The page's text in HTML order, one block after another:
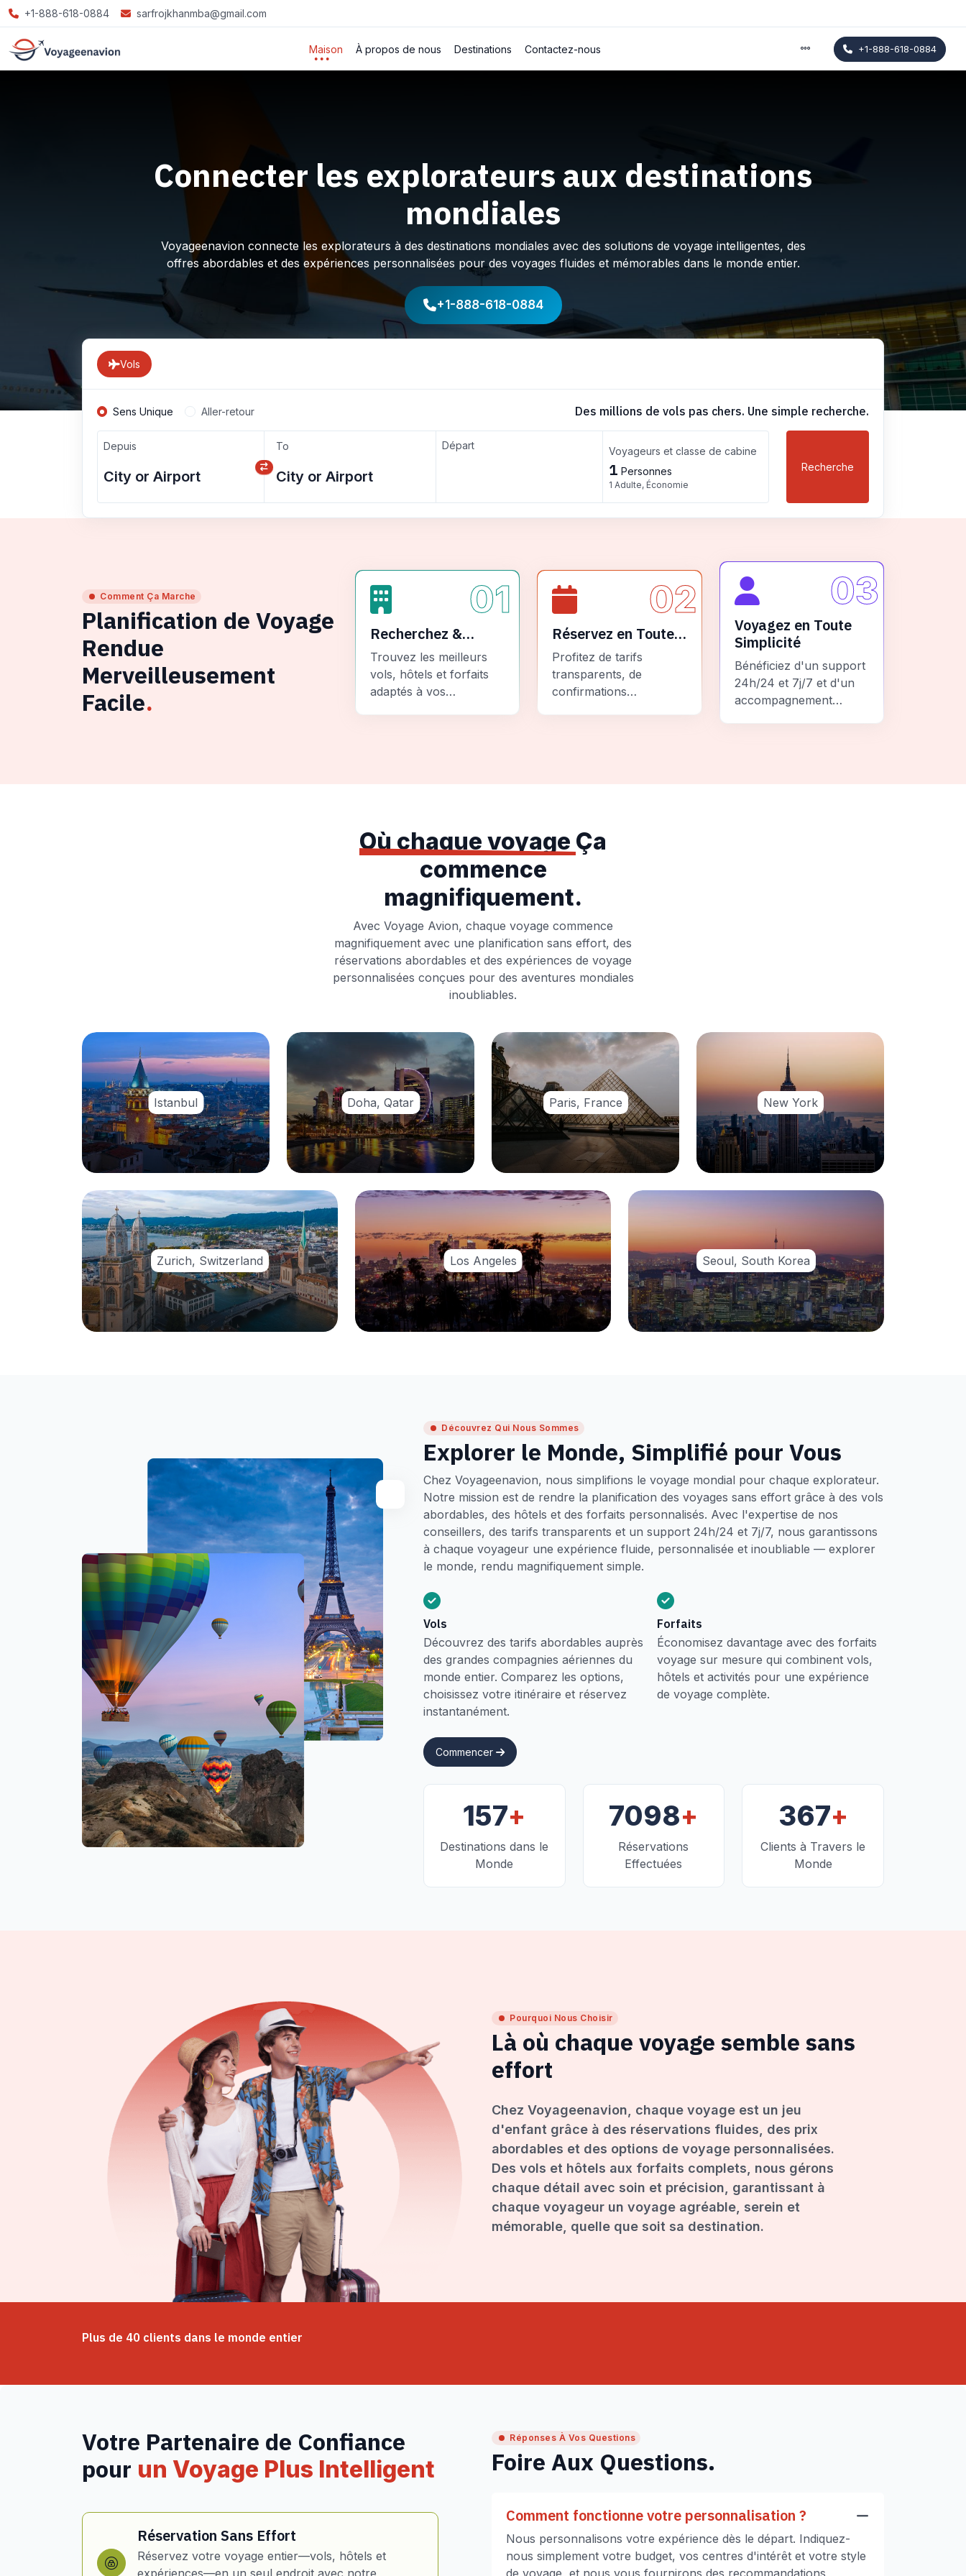
+1-888-618-0884 sarfrojkhanmba@gmail.com
Maison À propos de nous Destinations Contactez-nous +1-888-618-0884
Connecter les explorateurs aux destinations
mondiales
Voyageenavion connecte les explorateurs à des destinations mondiales avec des solutions de voyage intelligentes, des
offres abordables et des expériences personnalisées pour des voyages fluides et mémorables dans le monde entier.
+1-888-618-0884
Vols
Sens Unique Aller-retour Des millions de vols pas chers. Une simple recherche.
Depuis To Départ Voyageurs et classe de cabine
1 Personnes
1 Adulte, Économie
Recherche
Comment Ça Marche
Planification de Voyage
Rendue
Merveilleusement
Facile.
01
Recherchez &
Comparez
Trouvez les meilleurs
vols, hôtels et forfaits
adaptés à vos
02
Réservez en Toute
Sécurité
Profitez de tarifs
transparents, de
confirmations
03
Voyagez en Toute
Simplicité
Bénéficiez d'un support
24h/24 et 7j/7 et d'un
accompagnement
Où chaque voyage Ça
commence
magnifiquement.
Avec Voyage Avion, chaque voyage commence
magnifiquement avec une planification sans effort, des
réservations abordables et des expériences de voyage
personnalisées conçues pour des aventures mondiales
inoubliables.
Istanbul Doha, Qatar Paris, France New York
Zurich, Switzerland Los Angeles Seoul, South Korea
Découvrez Qui Nous Sommes
Explorer le Monde, Simplifié pour Vous
Chez Voyageenavion, nous simplifions le voyage mondial pour chaque explorateur.
Notre mission est de rendre la planification des voyages sans effort grâce à des vols
abordables, des hôtels et des forfaits personnalisés. Avec l'expertise de nos
conseillers, des tarifs transparents et un support 24h/24 et 7j/7, nous garantissons
à chaque voyageur une expérience fluide, personnalisée et inoubliable — explorer
le monde, rendu magnifiquement simple.
Vols
Découvrez des tarifs abordables auprès
des grandes compagnies aériennes du
monde entier. Comparez les options,
choisissez votre itinéraire et réservez
instantanément.
Forfaits
Économisez davantage avec des forfaits
voyage sur mesure qui combinent vols,
hôtels et activités pour une expérience
de voyage complète.
Commencer
157+
Destinations dans le
Monde
7098+
Réservations
Effectuées
367+
Clients à Travers le
Monde
Pourquoi Nous Choisir
Là où chaque voyage semble sans
effort
Chez Voyageenavion, chaque voyage est un jeu
d'enfant grâce à des réservations fluides, des prix
abordables et des options de voyage personnalisées.
Des vols et hôtels aux forfaits complets, nous gérons
chaque détail avec soin et précision, garantissant à
chaque voyageur un voyage agréable, serein et
mémorable, quelle que soit sa destination.
Plus de 40 clients dans le monde entier
Votre Partenaire de Confiance
pour un Voyage Plus Intelligent
Réservation Sans Effort
Réservez votre voyage entier—vols, hôtels et
expériences—en un seul endroit avec notre
Réponses À Vos Questions
Foire Aux Questions.
Comment fonctionne votre personnalisation ?
Nous personnalisons votre expérience dès le départ. Indiquez-
nous simplement votre budget, vos centres d'intérêt et votre style
de voyage, et nous vous fournirons des recommandations